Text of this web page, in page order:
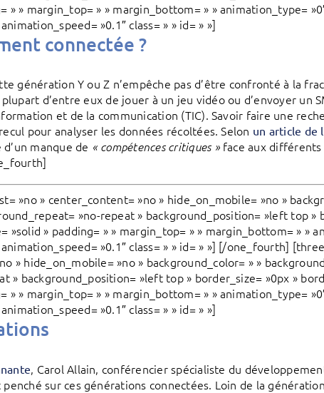
» » margin_top= » » margin_bottom= » » animation_type=
»0.1″ class= » » id= » »]
connectée ?
génération Y ou Z n’empêche pas d’être confronté à la
d’entre eux de jouer à un jeu vidéo ou d’envoyer un
et de la communication (TIC). Savoir faire une
pour analyser les données récoltées. Selon un article de
manque de « compétences critiques »face aux différents
»no » center_content= »no » hide_on_mobile= »no »
»no-repeat » background_position= »left top »
»solid » padding= » » margin_top= » » margin_bottom= » »
»0.1″ class= » » id= » »] [/one_fourth]
» hide_on_mobile= »no » background_color= » »
» background_position= »left top » border_size= »0px »
» » margin_top= » » margin_bottom= » » animation_type=
»0.1″ class= » » id= » »]
, Carol Allain, conférencier spécialiste du
penché sur ces générations connectées. Loin de la